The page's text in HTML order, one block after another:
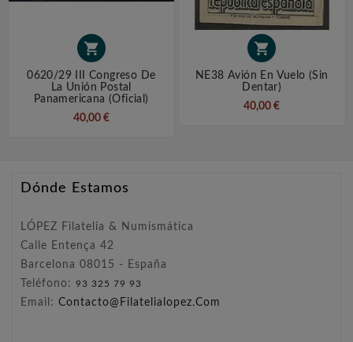

0620/29 III Congreso De
La Unión Postal
Panamericana (Oficial)
40,00 €

NE38 Avión En Vuelo (sin
Dentar)
40,00 €
Dónde Estamos
LÓPEZ Filatelia & Numismática
Calle Entença 42
Barcelona 08015 - España
Teléfono: 93 325 79 93
Email: Contacto@filatelialopez.com